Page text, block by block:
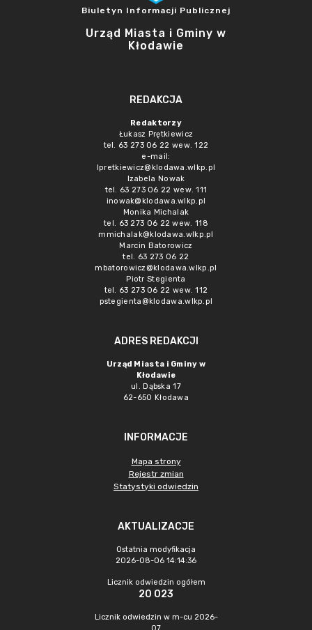
Biuletyn Informacji Publicznej
Urząd Miasta i Gminy w
Kłodawie
REDAKCJA
Redaktorzy
Łukasz Prętkiewicz
tel. 63 273 06 22 wew. 122
e-mail:
lpretkiewicz@klodawa.wlkp.pl
Izabela Nowak
tel. 63 273 06 22 wew. 111
inowak@klodawa.wlkp.pl
Monika Michalak
tel. 63 273 06 22 wew. 118
mmichalak@klodawa.wlkp.pl
Marcin Batorowicz
tel. 63 273 06 22
mbatorowicz@klodawa.wlkp.pl
Piotr Stegienta
tel. 63 273 06 22 wew. 112
pstegienta@klodawa.wlkp.pl
ADRES REDAKCJI
Urząd Miasta i Gminy w
Kłodawie
ul. Dąbska 17
62-650 Kłodawa
INFORMACJE
Mapa strony
Rejestr zmian
Statystyki odwiedzin
AKTUALIZACJE
Ostatnia modyfikacja
2026-08-06 14:14:36
Licznik odwiedzin ogółem
20 023
Licznik odwiedzin w m-cu 2026-